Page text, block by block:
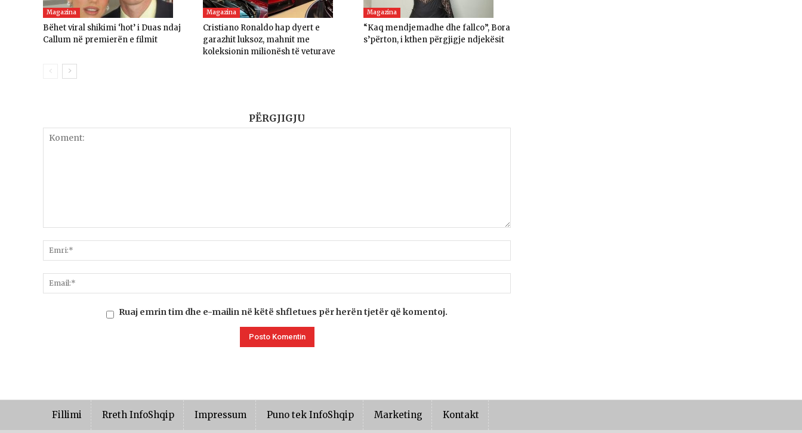
Magazina
Bëhet viral shikimi ‘hot’ i Duas ndaj
Callum në premierën e filmit
Magazina
Cristiano Ronaldo hap dyert e
garazhit luksoz, mahnit me
koleksionin milionësh të veturave
Magazina
“Kaq mendjemadhe dhe fallco”, Bora
s’përton, i kthen përgjigje ndjekësit
PËRGJIGJU
Ruaj emrin tim dhe e-mailin në këtë shfletues për herën tjetër që komentoj.
Fillimi Rreth InfoShqip Impressum Puno tek InfoShqip Marketing Kontakt